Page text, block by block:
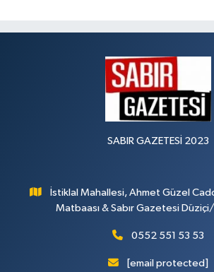
SABIR GAZETESİ 2023
İstiklal Mahallesi, Ahmet Güzel
Matbaası & Sabır Gazetesi
0552 551 53 53
[email protected]